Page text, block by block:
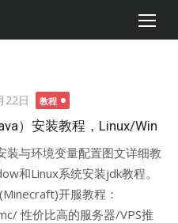
22日 教程
）安装教程，Linux/Win
装与环境变量配置图文详细教
和Linux系统安装jdk教程。
开服教程：
性价比高的服务器/VPS推